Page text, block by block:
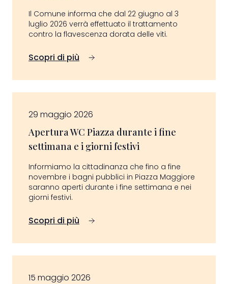
Il Comune informa che dal 22 giugno al 3
luglio 2026 verrà effettuato il trattamento
contro la flavescenza dorata delle viti.
Scopri di più
29 maggio 2026
Apertura WC Piazza durante i fine
settimana e i giorni festivi
Informiamo la cittadinanza che fino a fine
novembre i bagni pubblici in Piazza Maggiore
saranno aperti durante i fine settimana e nei
giorni festivi.
Scopri di più
15 maggio 2026